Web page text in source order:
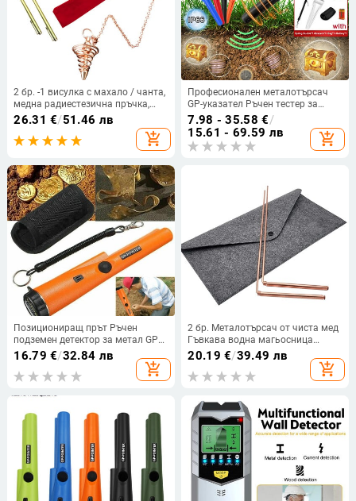
2 бр. -1 висулка с махало / чанта,
медна радиестезична пръчка,
аксесоари за ловно оборудване,
инструмент за наблюдение,
прибираща се паранормална
26.31 €/51.46 лв
add_shopping_cart
Професионален металотърсач
GP-указател Ръчен тестер за
металотърсач със защитно
покритие Тестер за детектор на
злато за монети злато
7.98 - 35.58 €/
15.61 - 69.59 лв
add_shopping_cart
Позициониращ прът Ръчен
подземен детектор за метал GP
показалка Ръчен водоустойчив
високочувствителен детектор за
сигурност
16.79 €/32.84 лв
add_shopping_cart
2 бр. Металотърсач от чиста мед
Гъвкава водна магьосница
Преносим дракон, търсещ
подвижен инструмент
Радиестезична пръчка
20.19 €/39.49 лв
add_shopping_cart